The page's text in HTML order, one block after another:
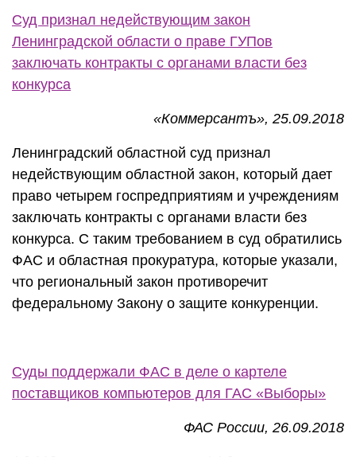
Суд признал недействующим закон
Ленинградской области о праве ГУПов
заключать контракты с органами власти без
конкурса
«Коммерсантъ», 25.09.2018
Ленинградский областной суд признал
недействующим областной закон, который дает
право четырем госпредприятиям и учреждениям
заключать контракты с органами власти без
конкурса. С таким требованием в суд обратились
ФАС и областная прокуратура, которые указали,
что региональный закон противоречит
федеральному Закону о защите конкуренции.
Суды поддержали ФАС в деле о картеле
поставщиков компьютеров для ГАС «Выборы»
ФАС России, 26.09.2018